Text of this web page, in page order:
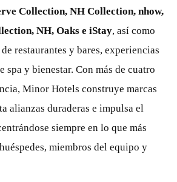
Collection, NH Collection, nhow,
NH, Oaks e iStay, así como
restaurantes y bares, experiencias
spa y bienestar. Con más de cuatro
Minor Hotels construye marcas
alianzas duraderas e impulsa el
siempre en lo que más
miembros del equipo y